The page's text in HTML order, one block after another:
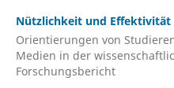
Nützlichkeit und Effektivität
Orientierungen von
Medien in der
Forschungsbericht